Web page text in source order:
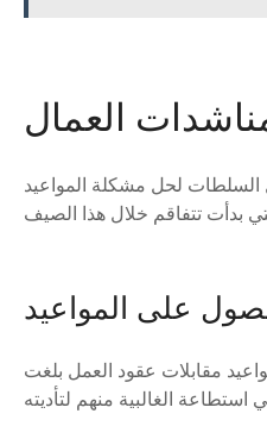
العمال
السلطات لحل مشكلة المواعيد
على المواعيد
مقابلات عقود العمل بلغت